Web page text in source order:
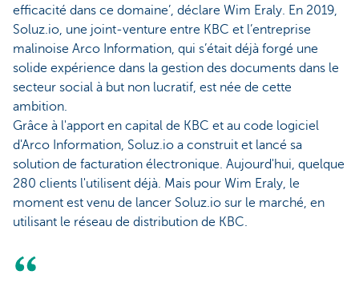
efficacité dans ce domaine’, déclare Wim Eraly. En 2019,
Soluz.io, une joint-venture entre KBC et l’entreprise
malinoise Arco Information, qui s’était déjà forgé une
solide expérience dans la gestion des documents dans le
secteur social à but non lucratif, est née de cette
ambition.
Grâce à l'apport en capital de KBC et au code logiciel
d'Arco Information, Soluz.io a construit et lancé sa
solution de facturation électronique. Aujourd'hui, quelque
280 clients l'utilisent déjà. Mais pour Wim Eraly, le
moment est venu de lancer Soluz.io sur le marché, en
utilisant le réseau de distribution de KBC.